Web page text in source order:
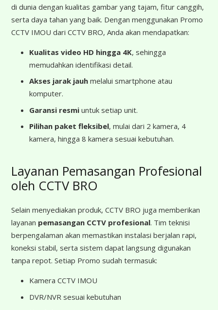
di dunia dengan kualitas gambar yang tajam, fitur canggih,
serta daya tahan yang baik. Dengan menggunakan Promo
CCTV IMOU dari CCTV BRO, Anda akan mendapatkan:
Kualitas video HD hingga 4K, sehingga
memudahkan identifikasi detail.
Akses jarak jauh melalui smartphone atau
komputer.
Garansi resmi untuk setiap unit.
Pilihan paket fleksibel, mulai dari 2 kamera, 4
kamera, hingga 8 kamera sesuai kebutuhan.
Layanan Pemasangan Profesional
oleh CCTV BRO
Selain menyediakan produk, CCTV BRO juga memberikan
layanan pemasangan CCTV profesional. Tim teknisi
berpengalaman akan memastikan instalasi berjalan rapi,
koneksi stabil, serta sistem dapat langsung digunakan
tanpa repot. Setiap Promo sudah termasuk:
Kamera CCTV IMOU
DVR/NVR sesuai kebutuhan